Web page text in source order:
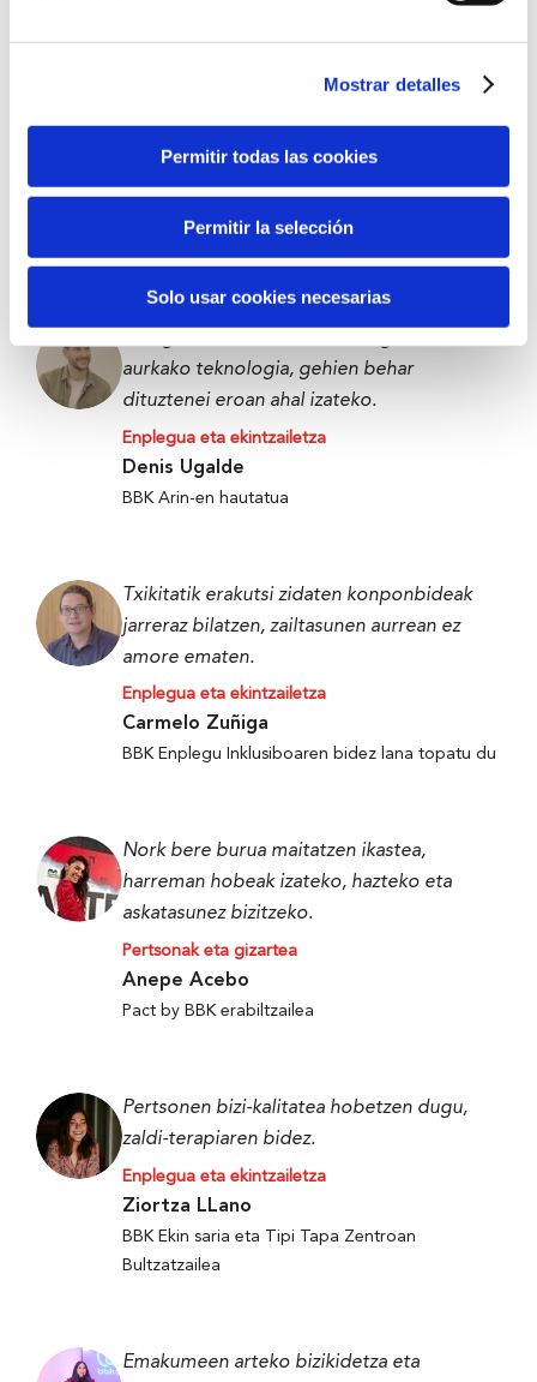
Mostrar detalles
Permitir todas las cookies
Permitir la selección
Solo usar cookies necesarias
aurkako teknologia, gehien behar
dituztenei eroan ahal izateko.
Enplegua eta ekintzailetza
Denis Ugalde
BBK Arin-en hautatua
Txikitatik erakutsi zidaten konponbideak
jarreraz bilatzen, zailtasunen aurrean ez
amore ematen.
Enplegua eta ekintzailetza
Carmelo Zuñiga
BBK Enplegu Inklusiboaren bidez lana topatu du
Nork bere burua maitatzen ikastea,
harreman hobeak izateko, hazteko eta
askatasunez bizitzeko.
Pertsonak eta gizartea
Anepe Acebo
Pact by BBK erabiltzailea
Pertsonen bizi-kalitatea hobetzen dugu,
zaldi-terapiaren bidez.
Enplegua eta ekintzailetza
Ziortza LLano
BBK Ekin saria eta Tipi Tapa Zentroan
Bultzatzailea
Emakumeen arteko bizikidetza eta